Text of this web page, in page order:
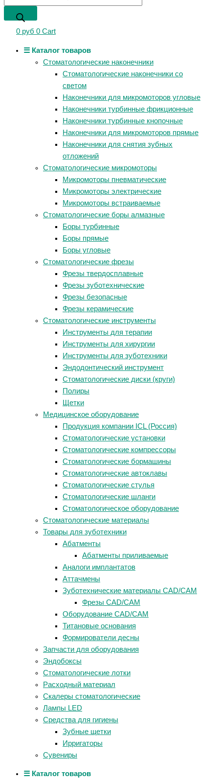
0 руб 0 Cart
☰ Каталог товаров
Стоматологические наконечники
Стоматологические наконечники со
светом
Наконечники для микромоторов угловые
Наконечники турбинные фрикционные
Наконечники турбинные кнопочные
Наконечники для микромоторов прямые
Наконечники для снятия зубных
отложений
Стоматологические микромоторы
Микромоторы пневматические
Микромоторы электрические
Микромоторы встраиваемые
Стоматологические боры алмазные
Боры турбинные
Боры прямые
Боры угловые
Стоматологические фрезы
Фрезы твердосплавные
Фрезы зуботехнические
Фрезы безопасные
Фрезы керамические
Стоматологические инструменты
Инструменты для терапии
Инструменты для хирургии
Инструменты для зуботехники
Эндодонтический инструмент
Стоматологические диски (круги)
Полиры
Щетки
Медицинское оборудование
Продукция компании ICL (Россия)
Стоматологические установки
Стоматологические компрессоры
Стоматологические бормашины
Стоматологические автоклавы
Стоматологические стулья
Стоматологические шланги
Стоматологическое оборудование
Стоматологические материалы
Товары для зуботехники
Абатменты
Абатменты приливаемые
Аналоги имплантатов
Аттачмены
Зуботехнические материалы CAD/CAM
Фрезы CAD/CAM
Оборудование CAD/CAM
Титановые основания
Формирователи десны
Запчасти для оборудования
Эндобоксы
Стоматологические лотки
Расходный материал
Скалеры стоматологические
Лампы LED
Средства для гигиены
Зубные щетки
Ирригаторы
Сувениры
☰ Каталог товаров